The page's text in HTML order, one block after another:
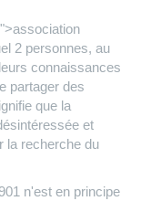
2 personnes, au
connaissances
partager des
que la
et
la recherche du
n'est en principe